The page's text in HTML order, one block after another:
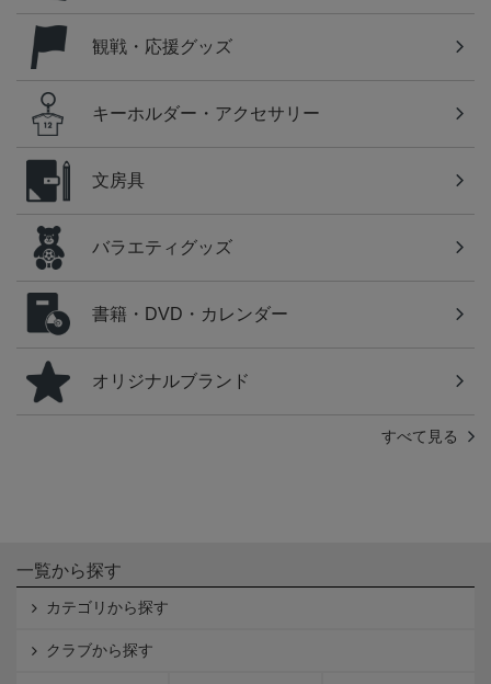
観戦・応援グッズ
キーホルダー・アクセサリー
文房具
バラエティグッズ
書籍・DVD・カレンダー
オリジナルブランド
すべて見る
一覧から探す
カテゴリから探す
クラブから探す